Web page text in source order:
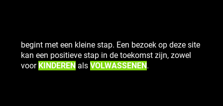
begint met een kleine stap. Een bezoek op deze site
kan een positieve stap in de toekomst zijn, zowel
voor KINDEREN als VOLWASSENEN.